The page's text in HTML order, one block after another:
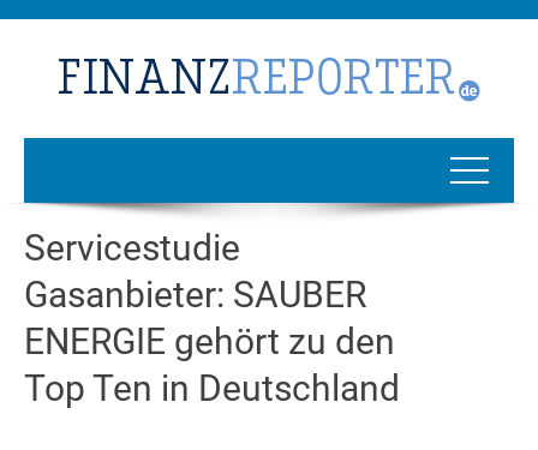
Servicestudie
Gasanbieter: SAUBER
ENERGIE gehört zu den
Top Ten in Deutschland